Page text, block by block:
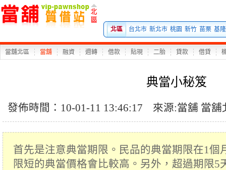
北區 台北市 新北市 桃園 新竹 苗栗 基隆
當舖北區 當舖 融資 週轉 借款 貼現 二胎 貸款 借貸
典當小秘笈
發佈時間：10-01-11 13:46:17 來源:當舖 當舖
首先是注意典當期限。民品的典當期限在1個
限短的典當價格會比較高。另外，超過期限5